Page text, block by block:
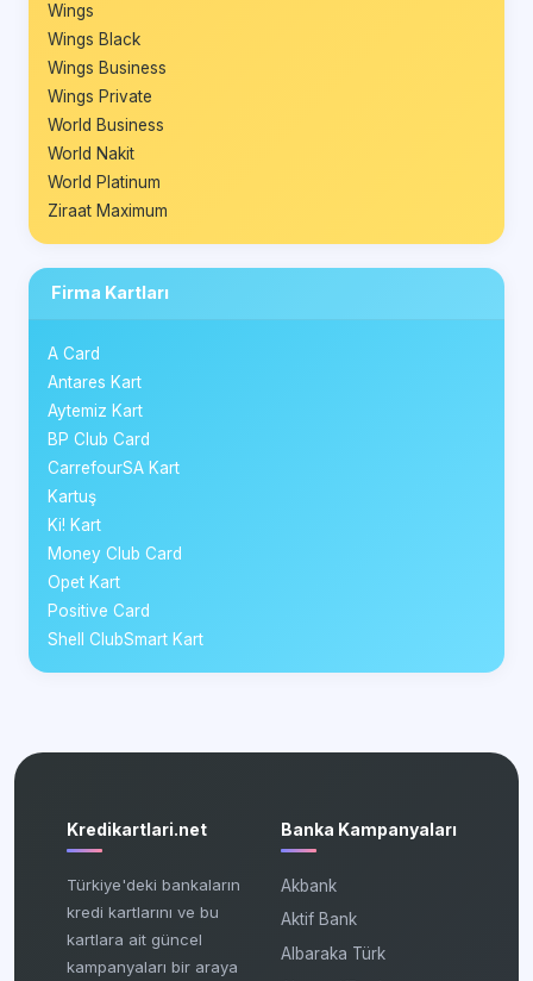
Wings
Wings Black
Wings Business
Wings Private
World Business
World Nakit
World Platinum
Ziraat Maximum
Firma Kartları
A Card
Antares Kart
Aytemiz Kart
BP Club Card
CarrefourSA Kart
Kartuş
Ki! Kart
Money Club Card
Opet Kart
Positive Card
Shell ClubSmart Kart
Kredikartlari.net
Türkiye'deki bankaların
kredi kartlarını ve bu
kartlara ait güncel
kampanyaları bir araya
Banka Kampanyaları
Akbank
Aktif Bank
Albaraka Türk